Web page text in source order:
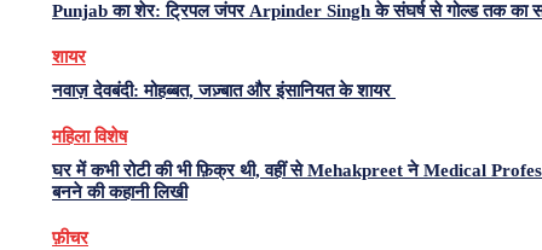
Punjab का शेर: ट्रिपल जंपर Arpinder Singh के संघर्ष से गोल्ड तक का
शायर
नवाज़ देवबंदी: मोहब्बत, जज़्बात और इंसानियत के शायर
महिला विशेष
घर में कभी रोटी की भी फ़िक्र थी, वहीं से Mehakpreet ने Medical
बनने की कहानी लिखी
फ़ीचर